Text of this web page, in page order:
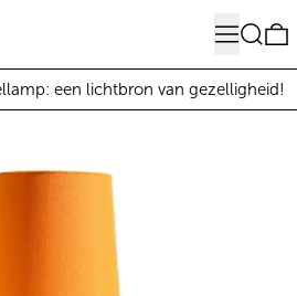
MenuZoeken
een lichtbron van gezelligheid!